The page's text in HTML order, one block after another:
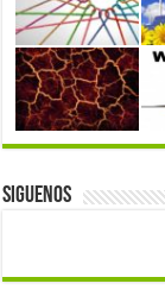
Siguenos